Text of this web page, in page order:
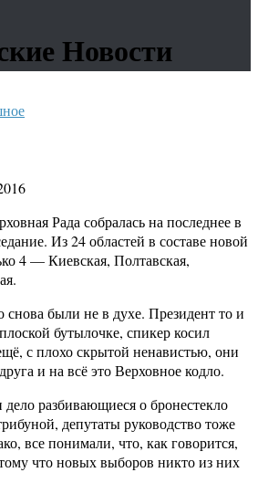
Новости
Рада собралась на последнее в
Из 24 областей в составе новой
4 — Киевская, Полтавская,
были не в духе. Президент то и
бутылочке, спикер косил
с плохо скрытой ненавистью, они
и на всё это Верховное кодло.
разбивающиеся о бронестекло
депутаты руководство тоже
все понимали, что, как говорится,
что новых выборов никто из них